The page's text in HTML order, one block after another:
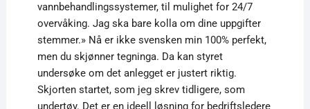
vannbehandlingssystemer, til mulighet for 24/7
overvåking. Jag ska bare kolla om dine uppgifter
stemmer.» Nå er ikke svensken min 100% perfekt,
men du skjønner tegninga. Da kan styret
undersøke om det anlegget er justert riktig.
Skjorten startet, som jeg skrev tidligere, som
undertøy. Det er en ideell løsning for bedriftsledere